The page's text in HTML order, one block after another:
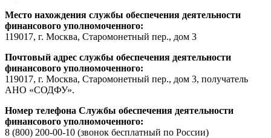
Место нахождения службы обеспечения деятельности
финансового уполномоченного:
119017, г. Москва, Старомонетный пер., дом 3
Почтовый адрес службы обеспечения деятельности
финансового уполномоченного:
119017, г. Москва, Старомонетный пер., дом 3, получатель
АНО «СОДФУ».
Номер телефона Службы обеспечения деятельности
финансового уполномоченного:
8 (800) 200-00-10 (звонок бесплатный по России)